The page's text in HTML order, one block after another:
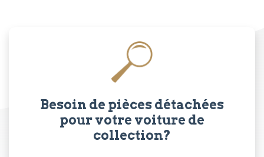
Besoin de pièces détachées
pour votre voiture de
collection?